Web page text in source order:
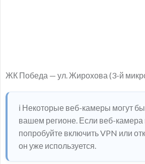
ЖК Победа — ул. Жирохова (3-й
ℹ️ Некоторые веб-камеры могут
вашем регионе. Если веб-камера
попробуйте включить VPN или
он уже используется.